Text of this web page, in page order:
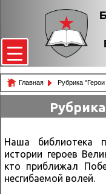
Главная Рубрика
Наша библиотека
истории героев
кто приближал
несгибаемой волей.